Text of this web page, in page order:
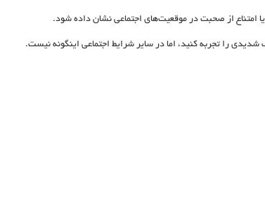
امتناع از صحبت در موقعیت‌های اجتماعی نشان داده شود.
را تجربه کنید، اما در سایر شرایط اجتماعی اینگونه نیست.